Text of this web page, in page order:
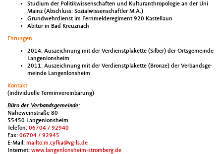
Studi­um der Poli­tik­wis­senschaften und Kul­tur­an­thro­polo­gie an der Uni
Mainz (Abschluss: Sozial­wis­senschaftler M.A.)
Grundwehr­di­enst im Fer­n­meldereg­i­ment 920 Kastel­laun
Abitur in Bad Kreuz­nach
Ehrun­gen
2014: Ausze­ich­nung mit der Ver­di­en­st­plakette (Sil­ber) der Orts­ge­meinde
Lan­gen­lon­sheim
2011: Ausze­ich­nung mit der Ver­di­en­st­plakette (Bronze) der Ver­bands­ge­
meinde Lan­gen­lon­sheim
Kon­takt
(indi­vidu­elle Ter­min­vere­in­barung)
Büro der Ver­bands­ge­meinde:
Nahewe­in­straße 80
55450 Lan­gen­lon­sheim
Tele­fon: 06704 / 92940
Fax: 06704 / 92945
E‑Mail: mailto:m.cyfka@vg-ls.de
Inter­net: www.langenlonsheim-stromberg.de